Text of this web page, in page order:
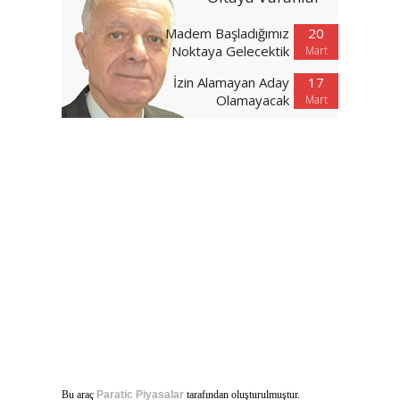
20
Mart
Madem Başladığımız
Noktaya Gelecektik
17
Mart
İzin Alamayan Aday
Olamayacak
Bu araç Paratic Piyasalar tarafından oluşturulmuştur.